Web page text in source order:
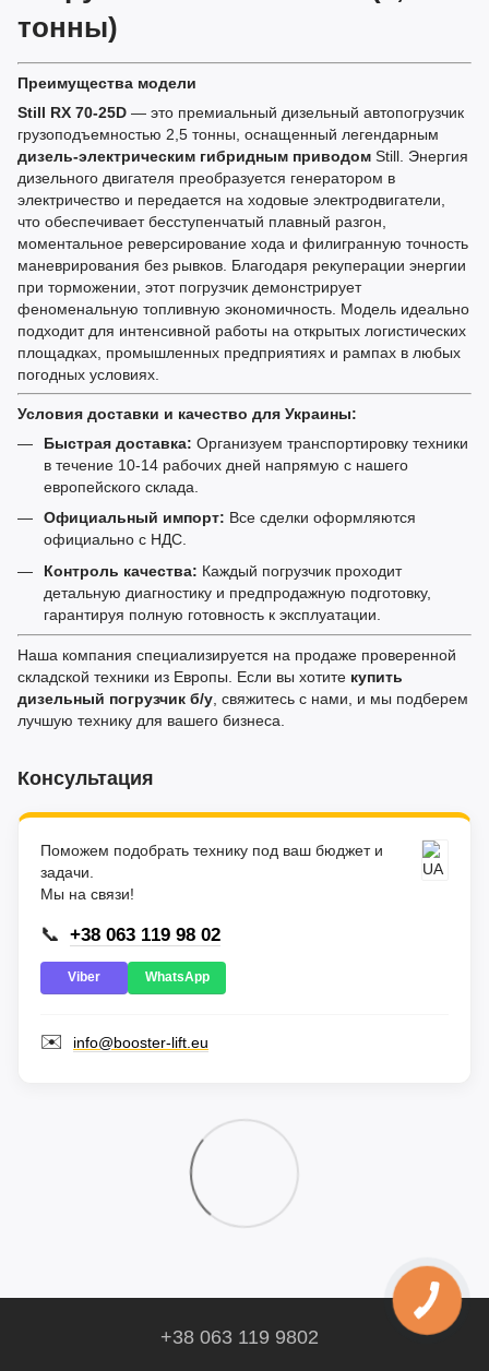
тонны)
Преимущества модели
Still RX 70-25D — это премиальный дизельный автопогрузчик
грузоподъемностью 2,5 тонны, оснащенный легендарным
дизель-электрическим гибридным приводом Still. Энергия
дизельного двигателя преобразуется генератором в
электричество и передается на ходовые электродвигатели,
что обеспечивает бесступенчатый плавный разгон,
моментальное реверсирование хода и филигранную точность
маневрирования без рывков. Благодаря рекуперации энергии
при торможении, этот погрузчик демонстрирует
феноменальную топливную экономичность. Модель идеально
подходит для интенсивной работы на открытых логистических
площадках, промышленных предприятиях и рампах в любых
погодных условиях.
Условия доставки и качество для Украины:
Быстрая доставка: Организуем транспортировку техники
в течение 10-14 рабочих дней напрямую с нашего
европейского склада.
Официальный импорт: Все сделки оформляются
официально с НДС.
Контроль качества: Каждый погрузчик проходит
детальную диагностику и предпродажную подготовку,
гарантируя полную готовность к эксплуатации.
Наша компания специализируется на продаже проверенной
складской техники из Европы. Если вы хотите купить
дизельный погрузчик б/у , свяжитесь с нами, и мы подберем
лучшую технику для вашего бизнеса.
Консультация
Поможем подобрать технику под ваш бюджет и
задачи.
Мы на связи!
📞 +38 063 119 98 02
Viber WhatsApp
✉️ info@booster-lift.eu
+38 063 119 9802